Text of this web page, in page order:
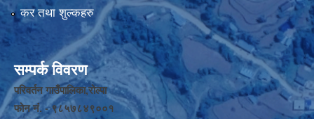
कर तथा शुल्कहरु
सम्पर्क विवरण
परिवर्तन गाउँपालिका,रोल्पा
फोन नंं. - ९८५७८४९००१